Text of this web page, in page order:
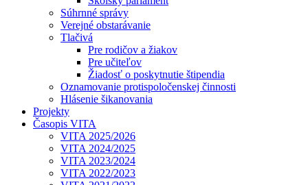
Súhrnné správy
Verejné obstarávanie
Tlačivá
Pre rodičov a žiakov
Pre učiteľov
Žiadosť o poskytnutie štipendia
Oznamovanie protispoločenskej činnosti
Hlásenie šikanovania
Projekty
Časopis VITA
VITA 2025/2026
VITA 2024/2025
VITA 2023/2024
VITA 2022/2023